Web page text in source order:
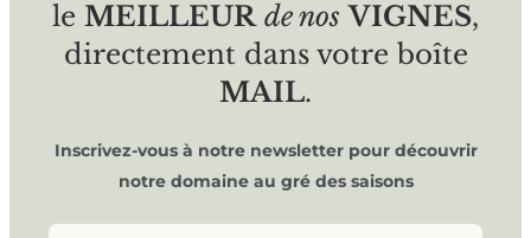
le MEILLEUR de nos VIGNES,
directement dans votre boîte
MAIL.
Inscrivez-vous à notre newsletter pour découvrir
notre domaine au gré des saisons